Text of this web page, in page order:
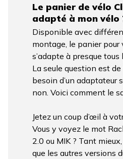
Le panier de vélo
adapté à mon vélo
Disponible avec
montage, le panier pour
s’adapte à presque
La seule question est
besoin d’un adaptateur
non. Voici comment le
Jetez un coup d’œil à
Vous y voyez le mot
2.0 ou MIK ? Tant
que les autres versions